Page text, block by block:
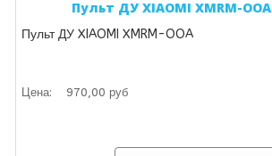
Пульт ДУ XIAOMI XMRM-OOA
Пульт ДУ XIAOMI XMRM-OOA
Цена: 970,00 руб